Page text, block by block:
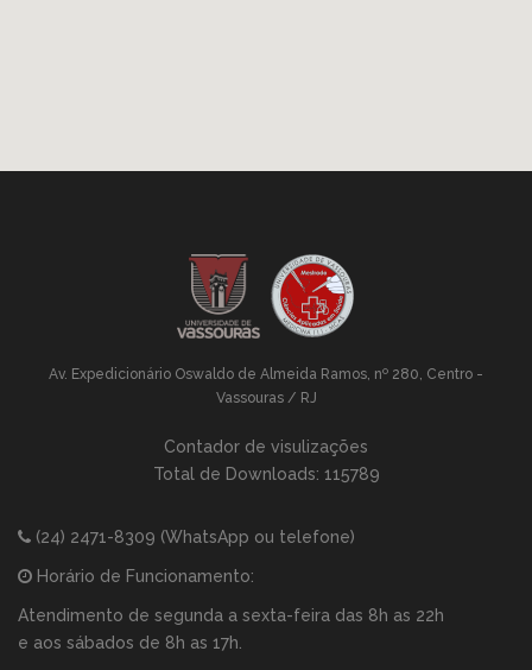
Av. Expedicionário Oswaldo de Almeida Ramos, nº 280, Centro -
Vassouras / RJ
Contador de visulizações
Total de Downloads: 115789
(24) 2471-8309 (WhatsApp ou telefone)
Horário de Funcionamento:
Atendimento de segunda a sexta-feira das 8h as 22h
e aos sábados de 8h as 17h.